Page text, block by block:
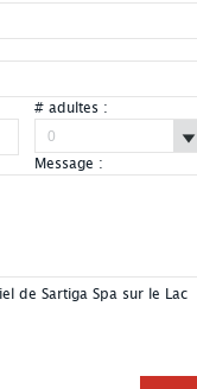
# adultes :
Message :
de Sartiga Spa sur le Lac